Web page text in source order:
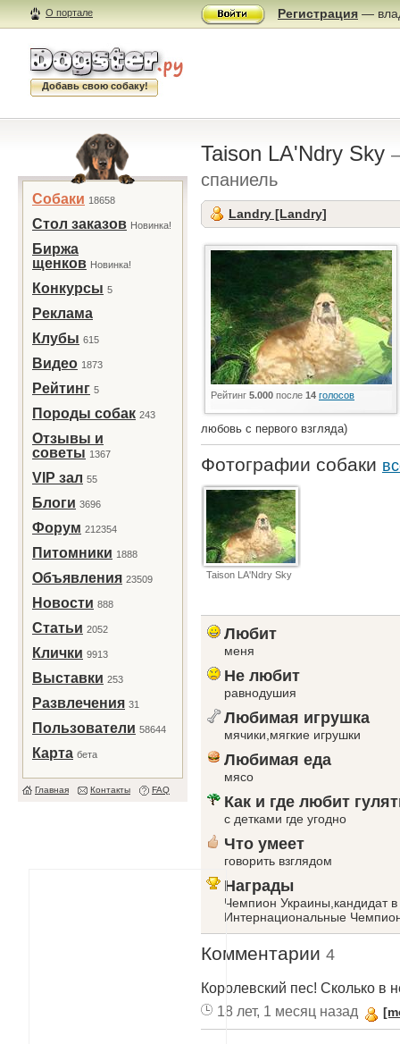
О портале Регистрация —
Добавь свою собаку!
Собаки 18658
Стол заказов Новинка!
Биржа
щенков Новинка!
Конкурсы 5
Реклама
Клубы 615
Видео 1873
Рейтинг 5
Породы собак 243
Отзывы и
советы 1367
VIP зал 55
Блоги 3696
Форум 212354
Питомники 1888
Объявления 23509
Новости 888
Статьи 2052
Клички 9913
Выставки 253
Развлечения 31
Пользователи 58644
Карта бета
Главная Контакты FAQ
Taison LA'Ndry Sky
спаниель
Landry [Landry]
Рейтинг 5.000 после 14 голосов
любовь с первого взгляда)
Фотографии собаки
Taison LA'Ndry Sky
Любит
меня
Не любит
равнодушия
Любимая игрушка
мячики,мягкие игрушки
Любимая еда
мясо
Как и где любит
с детками где угодно
Что умеет
говорить взглядом
Награды
Чемпион Украины,кандидат
Интернациональные
Комментарии 4
Королевский пес! Сколько в
18 лет, 1 месяц назад